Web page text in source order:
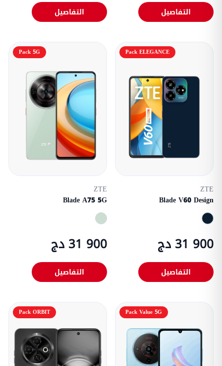
التفاصيل التفاصيل
Pack ELEGANCE
ZTE
Blade V60 Design
31 900 دج
التفاصيل
Pack 5G
ZTE
Blade A75 5G
31 900 دج
التفاصيل
Pack Value 5G
Pack ORBIT